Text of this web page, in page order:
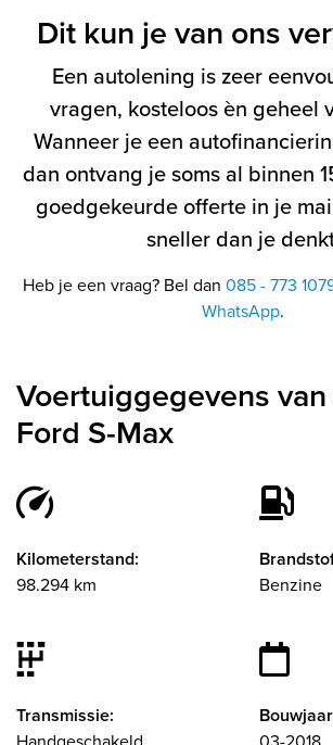
Dit kun je van ons
Een autolening is zeer
vragen, kosteloos èn geheel
Wanneer je een
dan ontvang je soms al binnen
goedgekeurde offerte in je
sneller dan je
Heb je een vraag? Bel dan 085 - 773
WhatsApp.
Voertuiggegevens
Ford S-Max
Kilometerstand:
98.294 km
Benzine
Transmissie: